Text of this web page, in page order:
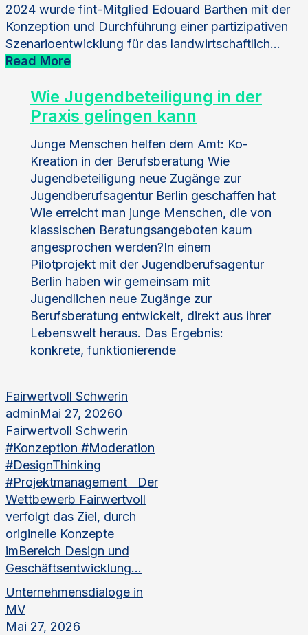
2024 wurde fint-Mitglied Edouard Barthen mit der
Konzeption und Durchführung einer partizipativen
Szenarioentwicklung für das landwirtschaftlich…
Read More
Wie Jugendbeteiligung in der
Praxis gelingen kann
Junge Menschen helfen dem Amt: Ko-
Kreation in der Berufsberatung Wie
Jugendbeteiligung neue Zugänge zur
Jugendberufsagentur Berlin geschaffen hat
Wie erreicht man junge Menschen, die von
klassischen Beratungsangeboten kaum
angesprochen werden?In einem
Pilotprojekt mit der Jugendberufsagentur
Berlin haben wir gemeinsam mit
Jugendlichen neue Zugänge zur
Berufsberatung entwickelt, direkt aus ihrer
Lebenswelt heraus. Das Ergebnis:
konkrete, funktionierende
Fairwertvoll Schwerin
adminMai 27, 20260
Fairwertvoll Schwerin
#Konzeption #Moderation
#DesignThinking
#Projektmanagement Der
Wettbewerb Fairwertvoll
verfolgt das Ziel, durch
originelle Konzepte
imBereich Design und
Geschäftsentwicklung...
Unternehmensdialoge in
MV
Mai 27, 2026